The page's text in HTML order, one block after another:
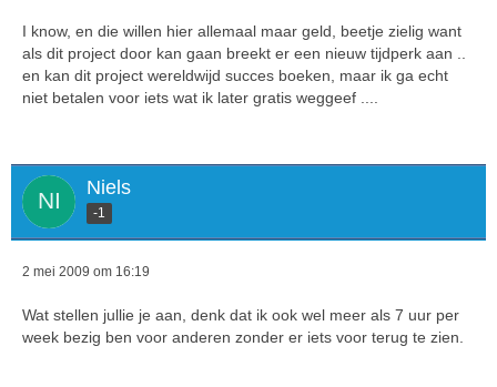
I know, en die willen hier allemaal maar geld, beetje zielig want
als dit project door kan gaan breekt er een nieuw tijdperk aan ..
en kan dit project wereldwijd succes boeken, maar ik ga echt
niet betalen voor iets wat ik later gratis weggeef ....
Niels
-1
2 mei 2009 om 16:19
Wat stellen jullie je aan, denk dat ik ook wel meer als 7 uur per
week bezig ben voor anderen zonder er iets voor terug te zien.